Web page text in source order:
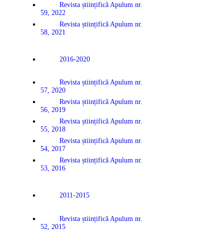
Revista științifică Apulum nr.
59, 2022
Revista științifică Apulum nr.
58, 2021
2016-2020
Revista științifică Apulum nr.
57, 2020
Revista științifică Apulum nr.
56, 2019
Revista științifică Apulum nr.
55, 2018
Revista științifică Apulum nr.
54, 2017
Revista științifică Apulum nr.
53, 2016
2011-2015
Revista științifică Apulum nr.
52, 2015